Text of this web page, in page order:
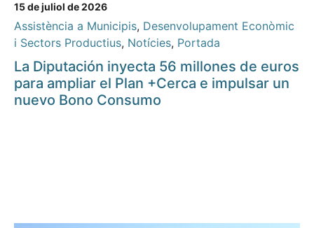
15 de juliol de 2026
Assistència a Municipis, Desenvolupament Econòmic
i Sectors Productius, Notícies, Portada
La Diputación inyecta 56 millones de euros
para ampliar el Plan +Cerca e impulsar un
nuevo Bono Consumo